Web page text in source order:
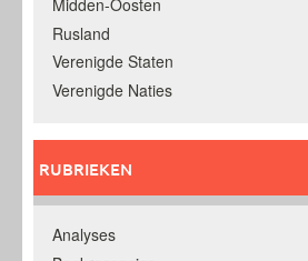
Rusland
Verenigde Staten
Verenigde Naties
RUBRIEKEN
Analyses